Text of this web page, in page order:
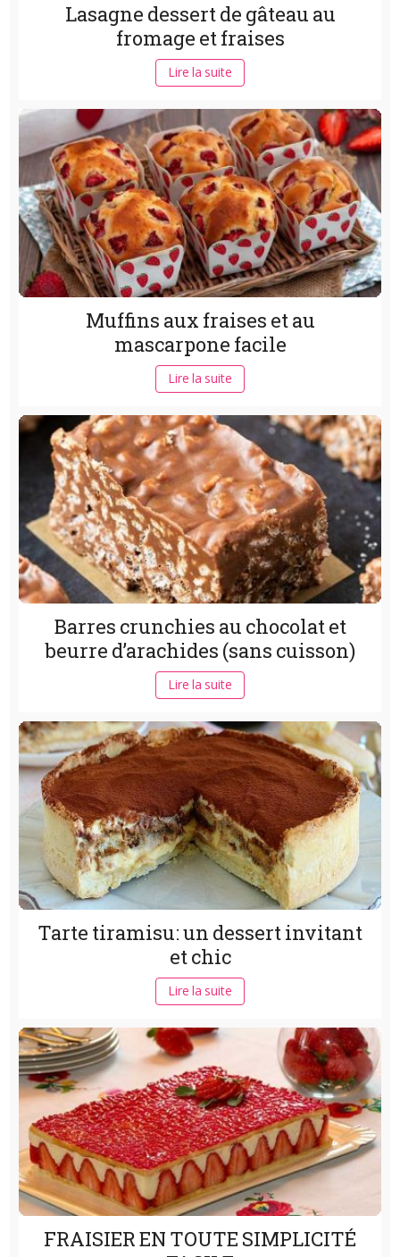
Lasagne dessert de gâteau au
fromage et fraises
Lire la suite
Muffins aux fraises et au
mascarpone facile
Lire la suite
Barres crunchies au chocolat et
beurre d’arachides (sans cuisson)
Lire la suite
Tarte tiramisu: un dessert invitant
et chic
Lire la suite
FRAISIER EN TOUTE SIMPLICITÉ